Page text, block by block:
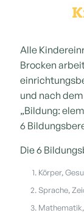
Alle
Brocken
und nach
„Bildung:
6
Die 6
Körper,
Sprache,